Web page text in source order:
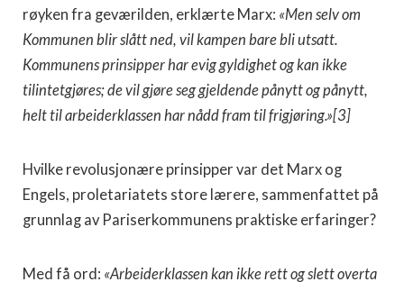
røyken fra geværilden, erklærte Marx: «Men selv om
Kommunen blir slått ned, vil kampen bare bli utsatt.
Kommunens prinsipper har evig gyldighet og kan ikke
tilintetgjøres; de vil gjøre seg gjeldende pånytt og pånytt,
helt til arbeiderklassen har nådd fram til frigjø­ring.»[3]
Hvilke revolusjonære prinsipper var det Marx og
Engels, proletariatets store lærere, sammenfattet på
grunnlag av Pariserkommunens praktiske erfaringer?
Med få ord: «Arbeiderklassen kan ikke rett og slett overta